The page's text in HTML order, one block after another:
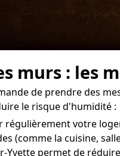
: les
de prendre des
le risque d'humidité :
votre
(comme la cuisine,
Yvette permet de